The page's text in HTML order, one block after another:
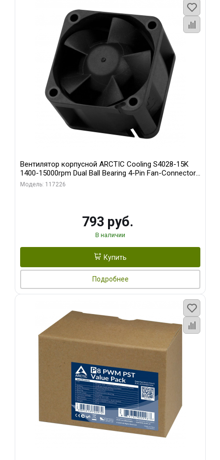
Вентилятор корпусной ARCTIC Cooling S4028-15K
1400-15000rpm Dual Ball Bearing 4-Pin Fan-Connector
(ACFAN00264A)
Модель: 117226
793 руб.
В наличии
Купить
Подробнее